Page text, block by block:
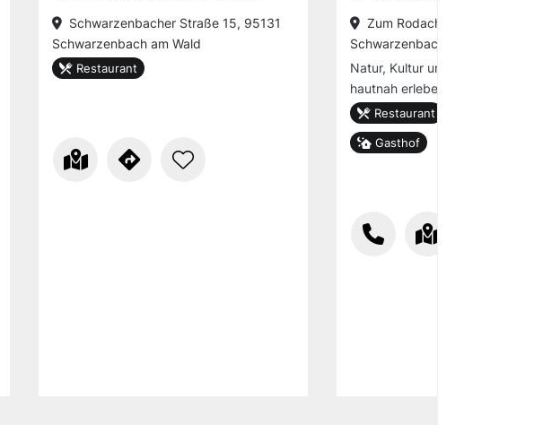
Schwarzenbacher Straße 15, 95131
Schwarzenbach am Wald
Restaurant
Zum Rodachtal 15, 95131
Schwarzenbach a.Wald
Natur, Kultur und fränkische
hautnah erleben.
Restaurant
Gasthof